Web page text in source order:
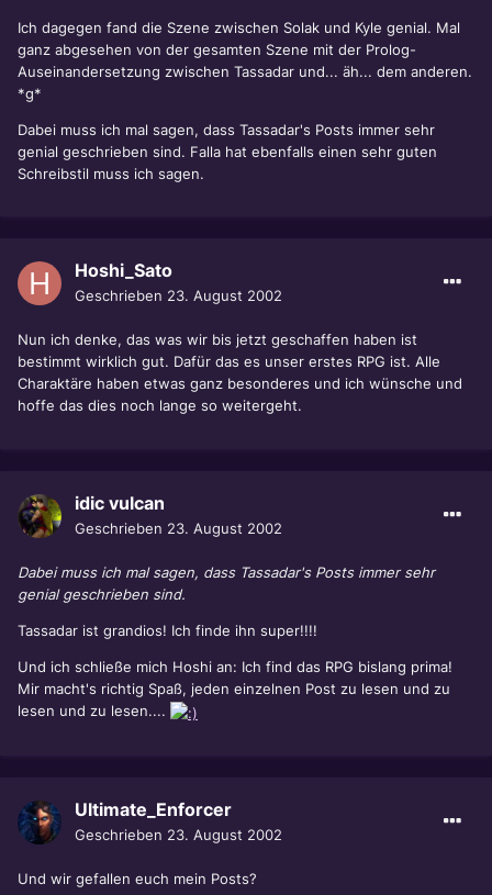
Ich dagegen fand die Szene zwischen Solak und Kyle genial. Mal
ganz abgesehen von der gesamten Szene mit der Prolog-
Auseinandersetzung zwischen Tassadar und... äh... dem anderen.
*g*
Dabei muss ich mal sagen, dass Tassadar's Posts immer sehr
genial geschrieben sind. Falla hat ebenfalls einen sehr guten
Schreibstil muss ich sagen.
Hoshi_Sato
Geschrieben 23. August 2002
Nun ich denke, das was wir bis jetzt geschaffen haben ist
bestimmt wirklich gut. Dafür das es unser erstes RPG ist. Alle
Charaktäre haben etwas ganz besonderes und ich wünsche und
hoffe das dies noch lange so weitergeht.
idic vulcan
Geschrieben 23. August 2002
Dabei muss ich mal sagen, dass Tassadar's Posts immer sehr
genial geschrieben sind.
Tassadar ist grandios! Ich finde ihn super!!!!
Und ich schließe mich Hoshi an: Ich find das RPG bislang prima!
Mir macht's richtig Spaß, jeden einzelnen Post zu lesen und zu
lesen und zu lesen....
Ultimate_Enforcer
Geschrieben 23. August 2002
Und wir gefallen euch mein Posts?